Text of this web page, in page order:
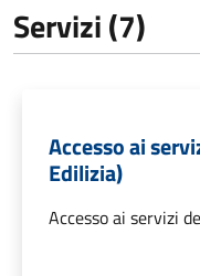
Servizi (7)
Accesso ai
Edilizia)
Accesso ai servizi